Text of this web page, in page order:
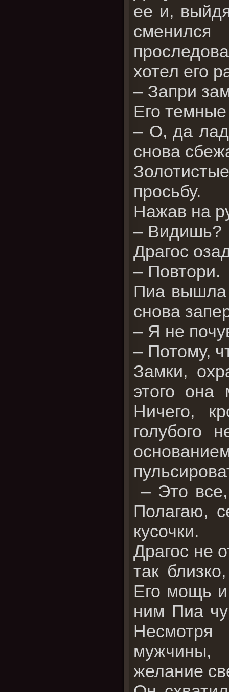
ее и,
хотел его
– Запри
Его
– О, да
снова
просьбу.
Нажав на
– Видишь?
Драгос
– Повтори.
Пиа вышла
снова
– Я не
– Потому,
Замки,
этого
Ничего,
голубого
– Это
Полагаю,
кусочки.
Драгос не
так
Его мощь и
ним Пиа
Несмотря
мужчины,
желание